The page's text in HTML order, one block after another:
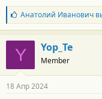
Б
л
а
г
о
д
а
н
Анатолий Иванович
Y Yop_Te
Member
18 Апр 2024